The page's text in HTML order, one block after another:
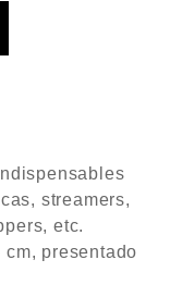
streamers,
etc.
presentado